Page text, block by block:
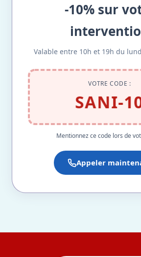
-10% sur
Valable entre 10h et 19h du
VOTRE CODE :
SANI-
Mentionnez ce code lors de
Appeler